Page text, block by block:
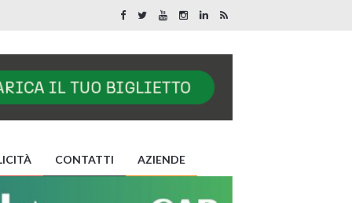
CONTATTI AZIENDE